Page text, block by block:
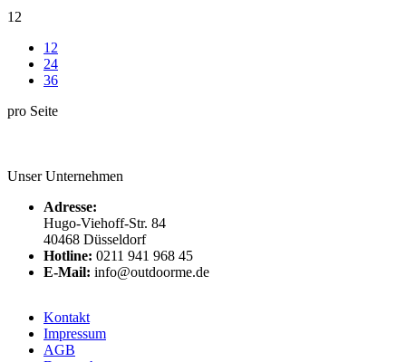
12
12
24
36
pro Seite
Unser Unternehmen
Adresse:
Hugo-Viehoff-Str. 84
40468 Düsseldorf
Hotline: 0211 941 968 45
E-Mail: info@outdoorme.de
Kontakt
Impressum
AGB